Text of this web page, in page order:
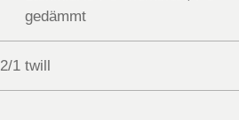
gedämmt
2/1 twill